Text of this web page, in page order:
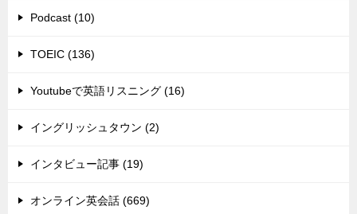
Podcast (10)
TOEIC (136)
Youtubeで英語リスニング (16)
イングリッシュタウン (2)
インタビュー記事 (19)
オンライン英会話 (669)